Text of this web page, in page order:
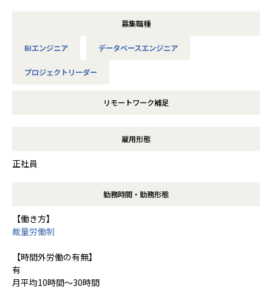
募集職種
BIエンジニア データベースエンジニア
プロジェクトリーダー
リモートワーク補足
雇用形態
正社員
勤務時間・勤務形態
【働き方】
裁量労働制
【時間外労働の有無】
有
月平均10時間～30時間